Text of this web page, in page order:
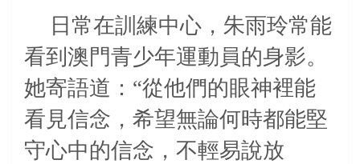
日常在訓練中心，朱雨玲常能
看到澳門青少年運動員的身影。
她寄語道：“從他們的眼神裡能
看見信念，希望無論何時都能堅
守心中的信念，不輕易說放